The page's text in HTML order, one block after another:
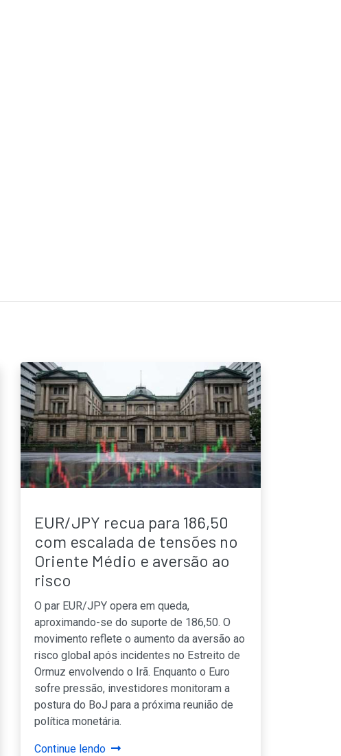
EUR/JPY recua para 186,50
com escalada de tensões no
Oriente Médio e aversão ao
risco
O par EUR/JPY opera em queda,
aproximando-se do suporte de 186,50. O
movimento reflete o aumento da aversão ao
risco global após incidentes no Estreito de
Ormuz envolvendo o Irã. Enquanto o Euro
sofre pressão, investidores monitoram a
postura do BoJ para a próxima reunião de
política monetária.
Continue lendo